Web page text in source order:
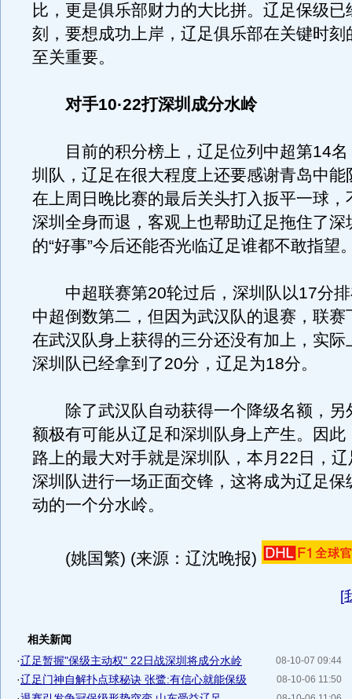
比，更是俱乐部财力的大比拼。辽足保级已
刻，要想成功上岸，辽足俱乐部在关键时刻
至关重要。
对手10·22打深圳成分水岭
目前的积分榜上，辽足位列中超第14名
圳队，辽足在很大程度上还要感谢青岛中能
在上周日晚比赛的最后关头打入扳平一球，
深圳全身而退，客观上也帮助辽足拖住了深
的“好事”今后还能否光临辽足谁都不敢指望
中超联赛第20轮过后，深圳队以17分排
中超倒数第二，但因为武汉队的退赛，联赛
在武汉队身上获得的三分还没有加上，实际
深圳队已经拿到了20分，辽足为18分。
除了武汉队自动获得一个降级名额，另
额极有可能从辽足和深圳队身上产生。因此
路上的最大对手就是深圳队，本月22日，
深圳队进行一场正面交锋，这将成为辽足保
动的一个分水岭。
(姚国繁) (来源：辽沈晚报)
[
相关新闻
08-10-07 09:44
·辽足暂握"保级主动权" 22日战深圳将成分水岭
08-10-06 11:50
·辽足门神自解扑点球秘诀 张鹭:有信心就能保级